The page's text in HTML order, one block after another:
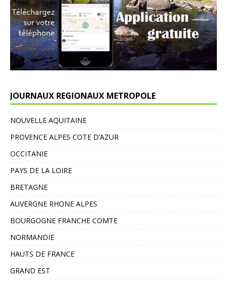
JOURNAUX REGIONAUX METROPOLE
NOUVELLE AQUITAINE
PROVENCE ALPES COTE D’AZUR
OCCITANIE
PAYS DE LA LOIRE
BRETAGNE
AUVERGNE RHONE ALPES
BOURGOGNE FRANCHE COMTE
NORMANDIE
HAUTS DE FRANCE
GRAND EST